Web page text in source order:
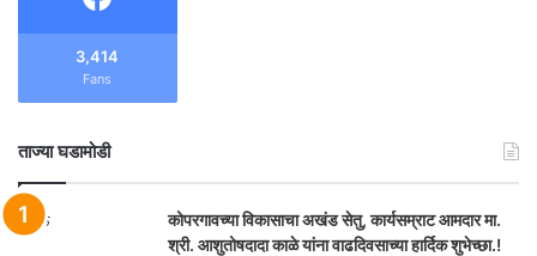
3,414
Fans
ताज्या घडामोडी
कोपरगावच्या विकासाचा अखंड सेतु, कार्यसम्राट आमदार मा.
श्री. आशुतोषदादा काळे यांना वाढदिवसाच्या हार्दिक शुभेच्छा.!